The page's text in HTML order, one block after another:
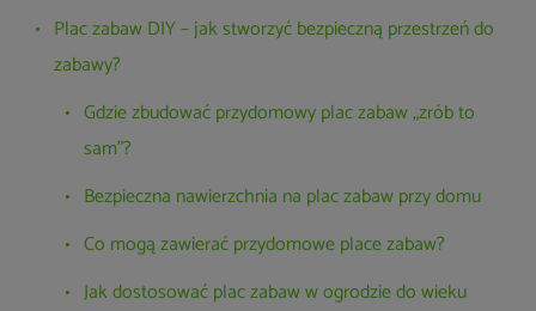
Plac zabaw DIY – jak stworzyć bezpieczną przestrzeń do
zabawy?
Gdzie zbudować przydomowy plac zabaw „zrób to
sam”?
Bezpieczna nawierzchnia na plac zabaw przy domu
Co mogą zawierać przydomowe place zabaw?
Jak dostosować plac zabaw w ogrodzie do wieku